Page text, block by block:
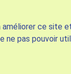
ce site
ne pas pouvoir